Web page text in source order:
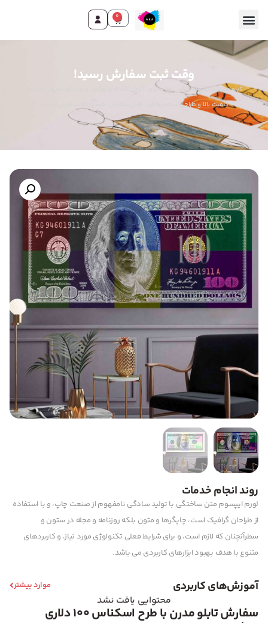
0
وقت ثبت سفارش رسید!
تابلو مدرن با طرح اسکناس 100 دلاری، اثری خلاقانه و لوکس برای دکوراسیون منزل. با
کیفیت بالا و طراحی منحصربه‌فرد، قابل سفارش. همین حالا سفارش دهید!
روند انجام خدمات
لورم ایپسوم متن ساختگی با تولید سادگی نامفهوم از صنعت چاپ، و با استفاده
از طراحان گرافیک است، چاپگرها و متون بلکه روزنامه و مجله در ستون و
سطرآنچنان که لازم است، و برای شرایط فعلی تکنولوژی مورد نیاز، و کاربردهای
متنوع با هدف بهبود ابزارهای کاربردی می باشد.
آموزش‌های کاربردی موارد بیشتر
محتوایی یافت نشد
سفارش تابلو مدرن با طرح اسکناس 100 دلاری